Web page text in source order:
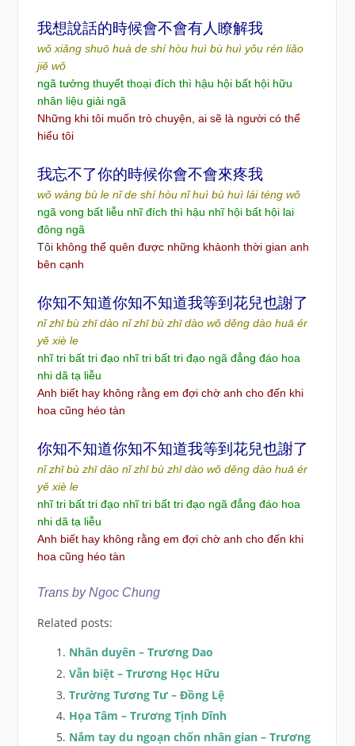
我想說話的時候會不會有人瞭解我
wǒ xiǎng shuō huà de shí hòu huì bù huì yǒu rén liǎo
jiě wǒ
ngã tưởng thuyết thoại đích thì hậu hội bất hội hữu
nhân liệu giải ngã
Những khi tôi muốn trò chuyện, ai sẽ là người có thể
hiểu tôi
我忘不了你的時候你會不會來疼我
wǒ wàng bù le nǐ de shí hòu nǐ huì bù huì lái téng wǒ
ngã vong bất liễu nhĩ đích thì hậu nhĩ hội bất hội lai
đông ngã
Tôi không thể quên được những khảonh thời gian anh
bên cạnh
你知不知道你知不知道我等到花兒也謝了
nǐ zhī bù zhī dào nǐ zhī bù zhī dào wǒ děng dào huā ér
yě xiè le
nhĩ tri bất tri đạo nhĩ tri bất tri đạo ngã đẳng đáo hoa
nhi dã tạ liễu
Anh biết hay không rằng em đợi chờ anh cho đến khi
hoa cũng héo tàn
你知不知道你知不知道我等到花兒也謝了
nǐ zhī bù zhī dào nǐ zhī bù zhī dào wǒ děng dào huā ér
yě xiè le
nhĩ tri bất tri đạo nhĩ tri bất tri đạo ngã đẳng đáo hoa
nhi dã tạ liễu
Anh biết hay không rằng em đợi chờ anh cho đến khi
hoa cũng héo tàn
Trans by Ngoc Chung
Related posts:
Nhân duyên – Trương Dao
Vẫn biệt – Trương Học Hữu
Trường Tương Tư – Đồng Lệ
Họa Tâm – Trương Tịnh Dĩnh
Nắm tay du ngoạn chốn nhân gian – Trương